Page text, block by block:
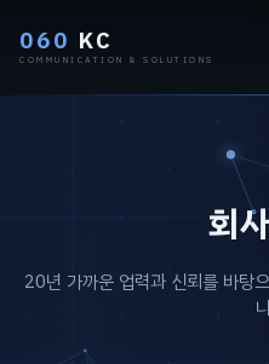
060 KC
COMMUNICATION & SOLUTIONS
회
20년 가까운 업력과 신뢰를 바탕